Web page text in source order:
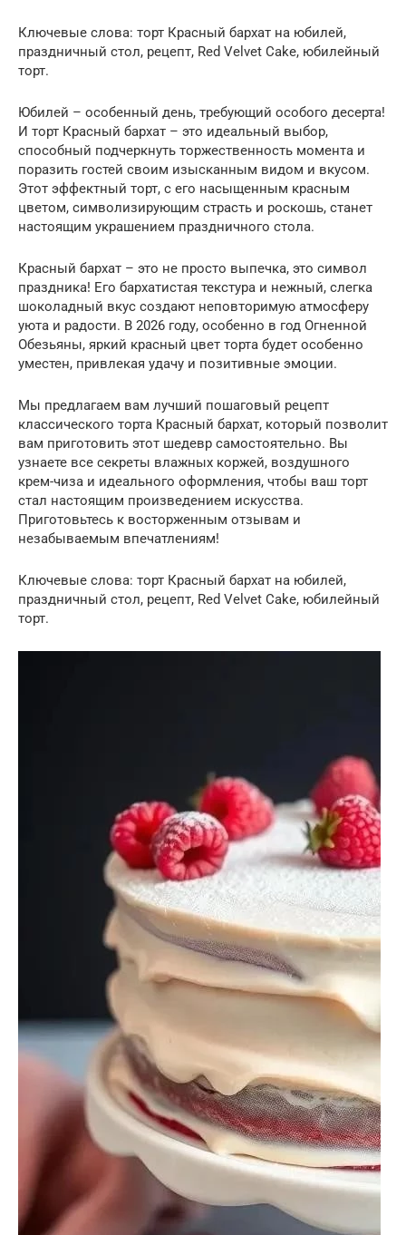
Ключевые слова: торт Красный бархат на юбилей,
праздничный стол, рецепт, Red Velvet Cake, юбилейный
торт.
Юбилей – особенный день, требующий особого десерта!
И торт Красный бархат – это идеальный выбор,
способный подчеркнуть торжественность момента и
поразить гостей своим изысканным видом и вкусом.
Этот эффектный торт, с его насыщенным красным
цветом, символизирующим страсть и роскошь, станет
настоящим украшением праздничного стола.
Красный бархат – это не просто выпечка, это символ
праздника! Его бархатистая текстура и нежный, слегка
шоколадный вкус создают неповторимую атмосферу
уюта и радости. В 2026 году, особенно в год Огненной
Обезьяны, яркий красный цвет торта будет особенно
уместен, привлекая удачу и позитивные эмоции.
Мы предлагаем вам лучший пошаговый рецепт
классического торта Красный бархат, который позволит
вам приготовить этот шедевр самостоятельно. Вы
узнаете все секреты влажных коржей, воздушного
крем-чиза и идеального оформления, чтобы ваш торт
стал настоящим произведением искусства.
Приготовьтесь к восторженным отзывам и
незабываемым впечатлениям!
Ключевые слова: торт Красный бархат на юбилей,
праздничный стол, рецепт, Red Velvet Cake, юбилейный
торт.